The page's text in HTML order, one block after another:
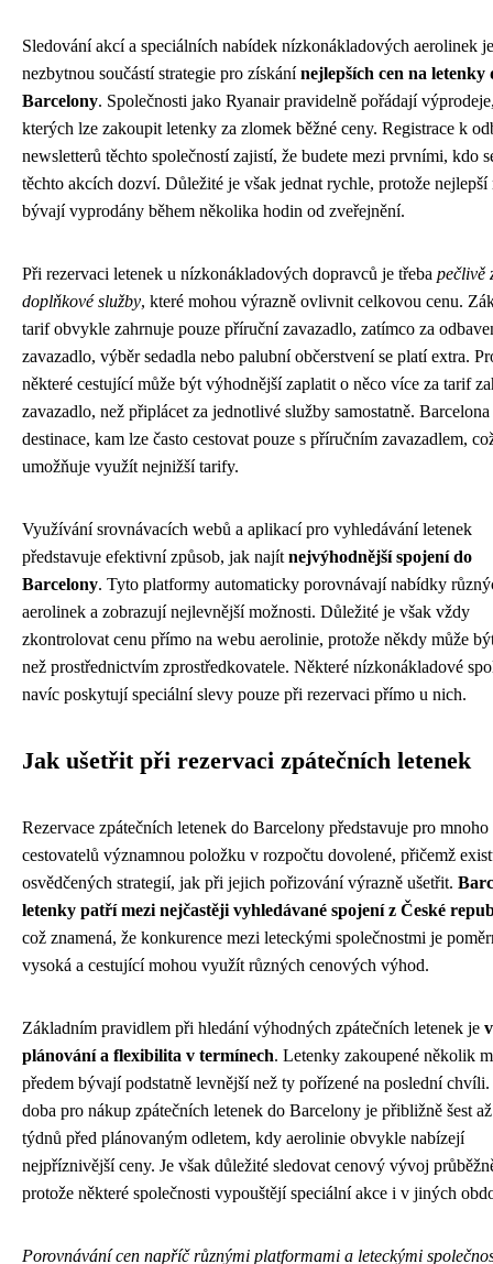
Sledování akcí a speciálních nabídek nízkonákladových aerolinek je
nezbytnou součástí strategie pro získánínejlepších cen na letenky
Barcelony. Společnosti jako Ryanair pravidelně pořádají
kterých lze zakoupit letenky za zlomek běžné ceny. Registrace k
newsletterů těchto společností zajistí, že budete mezi prvními, kdo
těchto akcích dozví. Důležité je však jednat rychle, protože
bývají vyprodány během několika hodin od zveřejnění.
Při rezervaci letenek u nízkonákladových dopravců je třeba pečlivě
doplňkové služby, které mohou výrazně ovlivnit celkovou cenu.
tarif obvykle zahrnuje pouze příruční zavazadlo, zatímco za
zavazadlo, výběr sedadla nebo palubní občerstvení se platí extra.
některé cestující může být výhodnější zaplatit o něco více za tarif
zavazadlo, než připlácet za jednotlivé služby samostatně.
destinace, kam lze často cestovat pouze s příručním zavazadlem,
umožňuje využít nejnižší tarify.
Využívání srovnávacích webů a aplikací pro vyhledávání letenek
představuje efektivní způsob, jak najít nejvýhodnější spojení do
Barcelony. Tyto platformy automaticky porovnávají nabídky
aerolinek a zobrazují nejlevnější možnosti. Důležité je však vždy
zkontrolovat cenu přímo na webu aerolinie, protože někdy může
než prostřednictvím zprostředkovatele. Některé nízkonákladové
navíc poskytují speciální slevy pouze při rezervaci přímo u nich.
Jak ušetřit při rezervaci zpátečních letenek
Rezervace zpátečních letenek do Barcelony představuje pro mnoho
cestovatelů významnou položku v rozpočtu dovolené, přičemž
osvědčených strategií, jak při jejich pořizování výrazně ušetřit.
letenky patří mezi nejčastěji vyhledávané spojení z České
což znamená, že konkurence mezi leteckými společnostmi je
vysoká a cestující mohou využít různých cenových výhod.
Základním pravidlem při hledání výhodných zpátečních letenek je
plánování a flexibilita v termínech. Letenky zakoupené několik
předem bývají podstatně levnější než ty pořízené na poslední
doba pro nákup zpátečních letenek do Barcelony je přibližně šest
týdnů před plánovaným odletem, kdy aerolinie obvykle nabízejí
nejpříznivější ceny. Je však důležité sledovat cenový vývoj
protože některé společnosti vypouštějí speciální akce i v jiných
Porovnávání cen napříč různými platformami a leteckými